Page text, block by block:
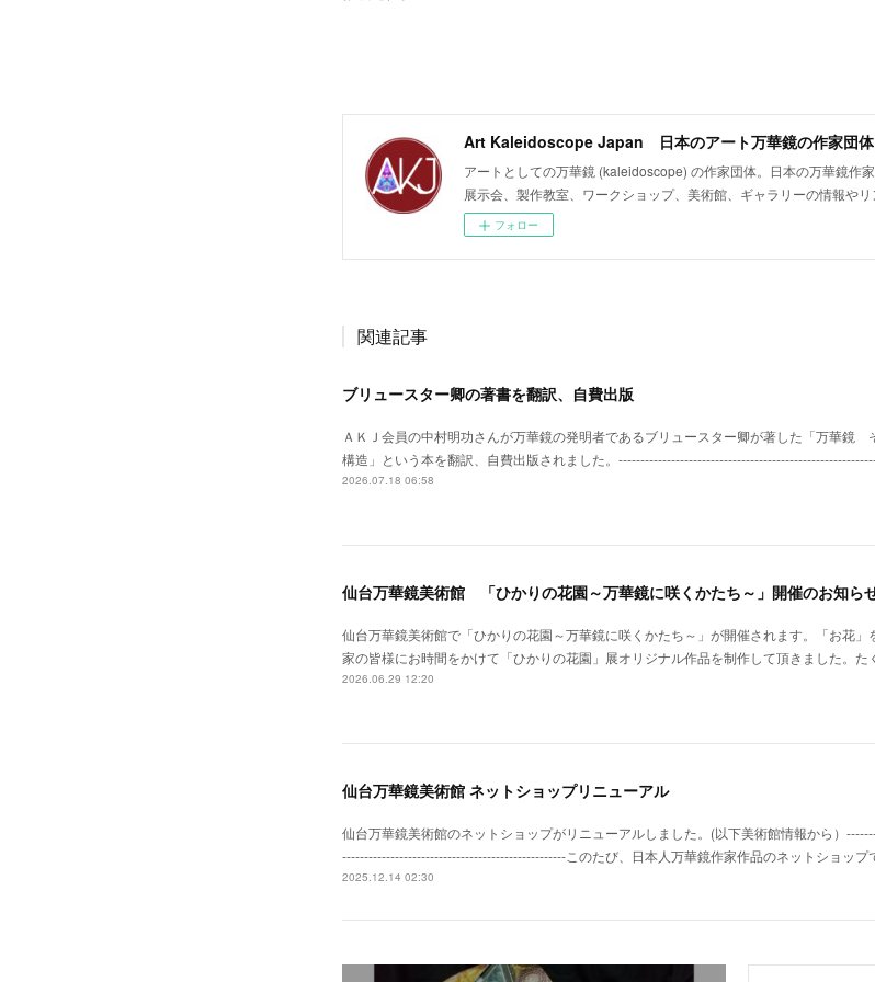
Art Kaleidoscope Japan 日本のアート万華鏡の作家団体
アートとしての万華鏡 (kaleidoscope) の作家団体。日本の万華鏡作
展示会、製作教室、ワークショップ、美術館、ギャラリーの情報やリ
フォロー
関連記事
ブリュースター卿の著書を翻訳、自費出版
ＡＫＪ会員の中村明功さんが万華鏡の発明者であるブリュースター卿が著した「万華鏡
構造」という本を翻訳、自費出版されました。
2026.07.18 06:58
仙台万華鏡美術館 「ひかりの花園～万華鏡に咲くかたち～」開催のお知ら
仙台万華鏡美術館で「ひかりの花園～万華鏡に咲くかたち～」が開催されます。「お花」
家の皆様にお時間をかけて「ひかりの花園」展オリジナル作品を制作して頂きました。
2026.06.29 12:20
仙台万華鏡美術館 ネットショップリニューアル
仙台万華鏡美術館のネットショップがリニューアルしました。(以下美術館情報から）
---------------------------------------------------このたび、日本人万華鏡作家作品のネットショップ
2025.12.14 02:30